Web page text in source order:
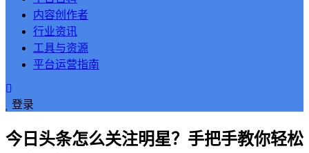
内容创作者
行业资讯
工具与资源
平台运营指南
登录
今日头条怎么关注明星？手把手教你轻松